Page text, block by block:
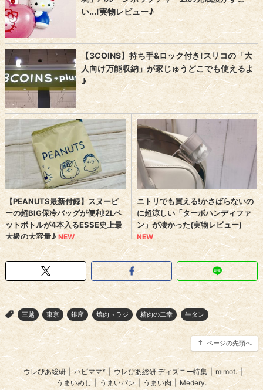
> 三越 東京 銀座 焼肉トラジ 精肉の二幸 牛タン
ページの先頭へ
ウレぴあ総研 | ハピママ* | ウレぴあ総研 ディズニー特集 mimot. |
うまいめし | うまいパン うまい肉 | Medery.